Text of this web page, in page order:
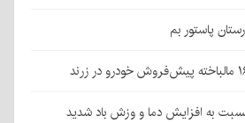
پاستور بم
به افزایش دما و وزش باد شدید